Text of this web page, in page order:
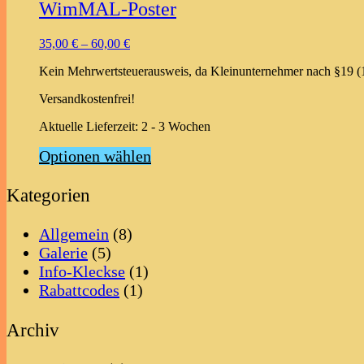
WimMAL-Poster
35,00 € – 60,00 €
Kein Mehrwertsteuerausweis, da Kleinunternehmer nach §19
Versandkostenfrei!
Aktuelle Lieferzeit: 2 - 3 Wochen
Optionen wählen
Produkt
Kategorien
Allgemein (8)
Galerie (5)
Info-Kleckse (1)
Rabattcodes (1)
Archiv